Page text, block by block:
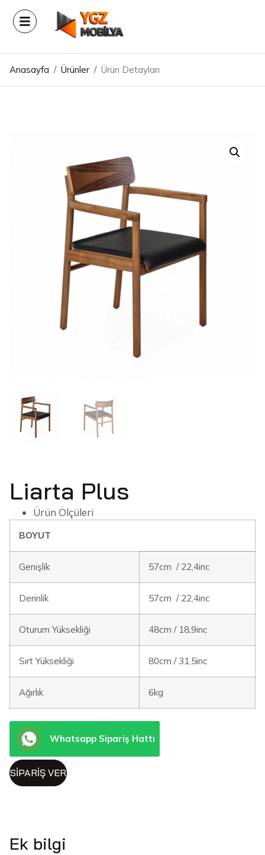
Anasayfa / Ürünler / Ürün Detayları
Liarta Plus
Ürün Ölçüleri
BOYUT
Genişlik 57cm / 22,4inc
Derinlik 57cm / 22,4inc
Oturum Yüksekliği 48cm / 18,9inc
Sırt Yüksekliği 80cm / 31,5inc
Ağırlık 6kg
Whatsapp Sipariş Hattı
SIPARIŞ VER
Ek bilgi